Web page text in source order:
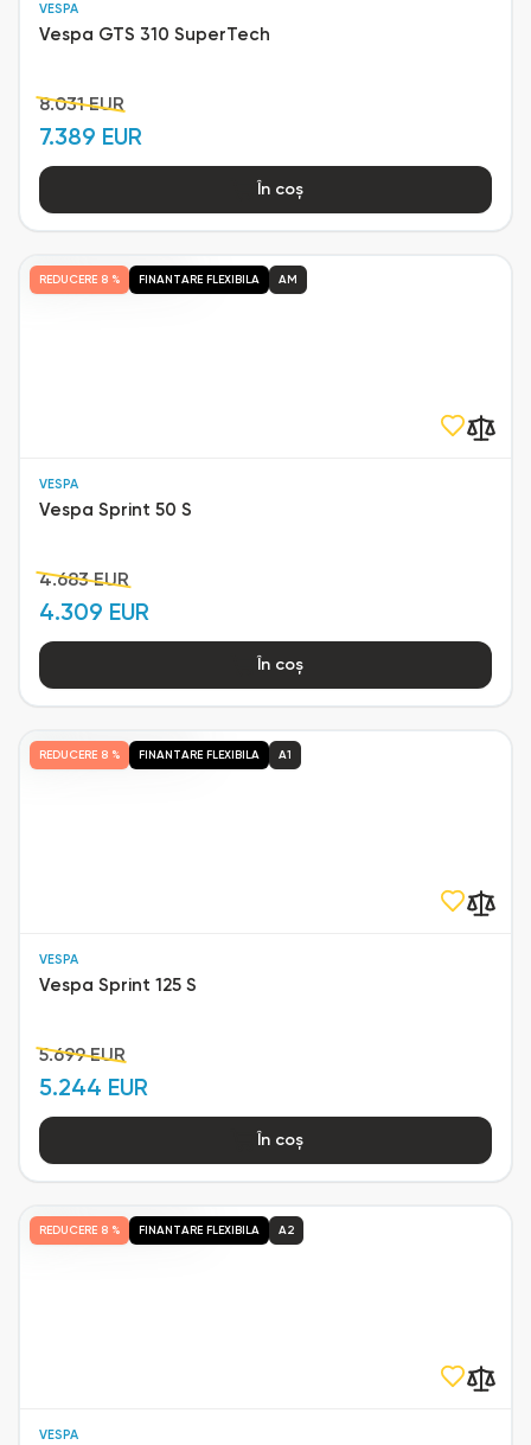
VESPA
Vespa GTS 310 SuperTech
8.031 EUR
7.389 EUR
În coș
VESPA
Vespa Sprint 50 S
4.683 EUR
4.309 EUR
REDUCERE 8 % FINANTARE FLEXIBILA AM
În coș
VESPA
Vespa Sprint 125 S
5.699 EUR
5.244 EUR
REDUCERE 8 % FINANTARE FLEXIBILA A1
În coș
VESPA
REDUCERE 8 % FINANTARE FLEXIBILA A2